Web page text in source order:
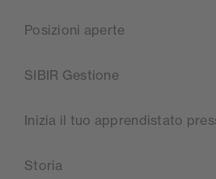
Posizioni aperte
SIBIR Gestione
Inizia il tuo apprendistato
Storia